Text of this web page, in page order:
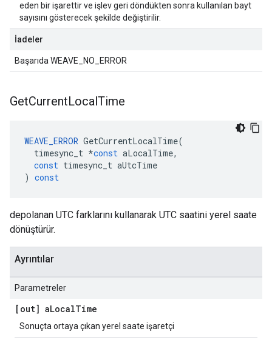
eden bir işarettir ve işlev geri döndükten sonra kullanılan bayt
sayısını gösterecek şekilde değiştirilir.
İadeler
Başarıda WEAVE_NO_ERROR
GetCurrentLocalTime
WEAVE_ERROR GetCurrentLocalTime(
timesync_t *const aLocalTime,
const timesync_t aUtcTime
) const
depolanan UTC farklarını kullanarak UTC saatini yerel saate
dönüştürür.
Ayrıntılar
Parametreler
[out] aLocalTime
Sonuçta ortaya çıkan yerel saate işaretçi